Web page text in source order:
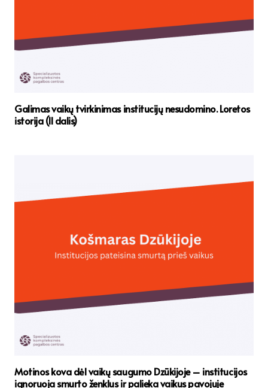
Galimas vaikų tvirkinimas institucijų nesudomino. Loretos
istorija (II dalis)
Motinos kova dėl vaikų saugumo Dzūkijoje – institucijos
ignoruoja smurto ženklus ir palieka vaikus pavojuje